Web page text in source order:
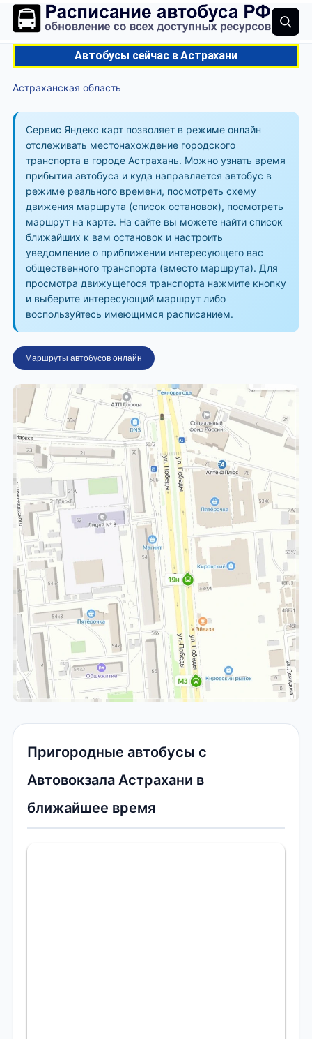
Автобусы сейчас в Астрахани
Астраханская область
Сервис Яндекс карт позволяет в режиме онлайн
отслеживать местонахождение городского
транспорта в городе Астрахань. Можно узнать время
прибытия автобуса и куда направляется автобус в
режиме реального времени, посмотреть схему
движения маршрута (список остановок), посмотреть
маршрут на карте. На сайте вы можете найти список
ближайших к вам остановок и настроить
уведомление о приближении интересующего вас
общественного транспорта (вместо маршрута). Для
просмотра движущегося транспорта нажмите кнопку
и выберите интересующий маршрут либо
воспользуйтесь имеющимся расписанием.
Маршруты автобусов онлайн
Пригородные автобусы с
Автовокзала Астрахани в
ближайшее время